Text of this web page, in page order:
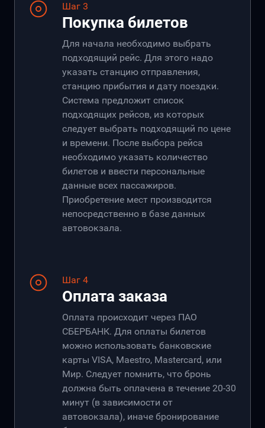
Шаг 3
Покупка билетов
Для начала необходимо выбрать
подходящий рейс. Для этого надо
указать станцию отправления,
станцию прибытия и дату поездки.
Система предложит список
подходящих рейсов, из которых
следует выбрать подходящий по цене
и времени. После выбора рейса
необходимо указать количество
билетов и ввести персональные
данные всех пассажиров.
Приобретение мест производится
непосредственно в базе данных
автовокзала.
Шаг 4
Оплата заказа
Оплата происходит через ПАО
СБЕРБАНК. Для оплаты билетов
можно использовать банковские
карты VISA, Maestro, Mastercard, или
Мир. Следует помнить, что бронь
должна быть оплачена в течение 20-30
минут (в зависимости от
автовокзала), иначе бронирование